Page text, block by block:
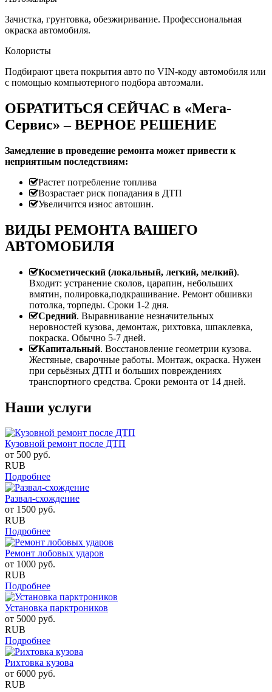
Зачистка, грунтовка, обезжиривание. Профессиональная
окраска автомобиля.
Колористы
Подбирают цвета покрытия авто по VIN-коду автомобиля или
с помощью компьютерного подбора автоэмали.
ОБРАТИТЬСЯ СЕЙЧАС в «Мега-
Сервис» – ВЕРНОЕ РЕШЕНИЕ
Замедление в проведение ремонта может привести к
неприятным последствиям:
Растет потребление топлива
Возрастает риск попадания в ДТП
Увеличится износ автошин.
ВИДЫ РЕМОНТА ВАШЕГО
АВТОМОБИЛЯ
Косметический (локальный, легкий, мелкий).
Входит: устранение сколов, царапин, небольших
вмятин, полировка,подкрашивание. Ремонт обшивки
потолка, торпеды. Сроки 1-2 дня.
Средний. Выравнивание незначительных
неровностей кузова, демонтаж, рихтовка, шпаклевка,
покраска. Обычно 5-7 дней.
Капитальный. Восстановление геометрии кузова.
Жестяные, сварочные работы. Монтаж, окраска. Нужен
при серьёзных ДТП и больших повреждениях
транспортного средства. Сроки ремонта от 14 дней.
Наши услуги
Кузовной ремонт после ДТП
от 500 руб.
RUB
Подробнее
Развал-схождение
от 1500 руб.
RUB
Подробнее
Ремонт лобовых ударов
от 1000 руб.
RUB
Подробнее
Установка парктроников
от 5000 руб.
RUB
Подробнее
Рихтовка кузова
от 6000 руб.
RUB